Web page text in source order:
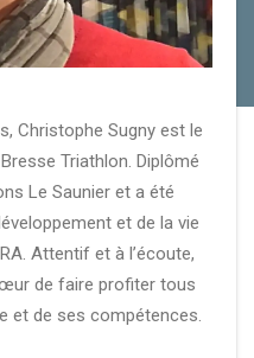
Christophe Sugny est le
Triathlon. Diplômé
Le Saunier et a été
et de la vie
Attentif et à l’écoute,
de faire profiter tous
et de ses compétences.